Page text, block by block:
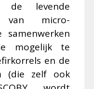
de levende
van micro-
samenwerken
mogelijk te
en de
(die zelf ook